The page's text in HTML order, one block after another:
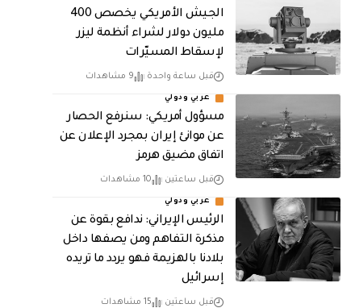
الجيش الأمريكي يخصص 400
مليون دولار لشراء أنظمة ليزر
لإسقاط المسيّرات
قبل ساعة واحدة 9 مشاهدات
عربي ودولي
مسؤول أمريكي: سنرفع الحصار
عن موانئ إيران بمجرد الإعلان عن
اتفاق مضيق هرمز
قبل ساعتين 10 مشاهدات
عربي ودولي
الرئيس الإيراني: ندافع بقوة عن
مذكرة التفاهم ومن يصفها داخل
بلادنا بالهزيمة فهو يردد ما تريده
إسرائيل
قبل ساعتين 15 مشاهدات